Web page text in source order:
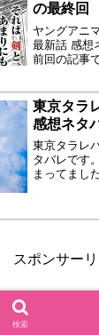
の最終回
ヤングアニ
最新話 感想
前回の記事
ラストが綺
末最後の
東京タラ
感想ネタ
東京タラレ
タバレです
まってまし
アルバイト
スポンサー
検索